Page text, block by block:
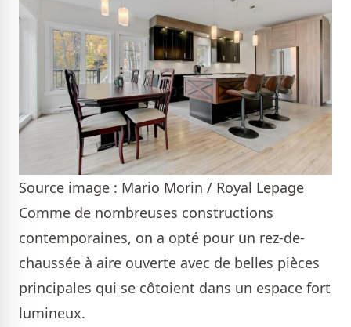
Source image : Mario Morin / Royal Lepage
Comme de nombreuses constructions
contemporaines, on a opté pour un rez-de-
chaussée à aire ouverte avec de belles pièces
principales qui se côtoient dans un espace fort
lumineux.